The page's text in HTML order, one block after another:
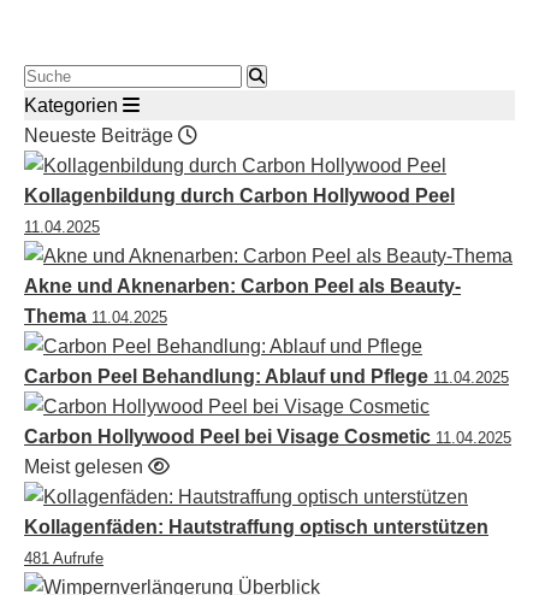
Blog durchsuchen
Kategorien
Neueste Beiträge
Kollagenbildung durch Carbon Hollywood Peel
11.04.2025
Akne und Aknenarben: Carbon Peel als Beauty-
Thema 11.04.2025
Carbon Peel Behandlung: Ablauf und Pflege 11.04.2025
Carbon Hollywood Peel bei Visage Cosmetic 11.04.2025
Meist gelesen
Kollagenfäden: Hautstraffung optisch unterstützen
481 Aufrufe